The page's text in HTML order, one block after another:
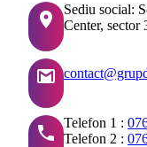
Sediu social:
Center, sector
Telefon 1 :
Telefon 2 :